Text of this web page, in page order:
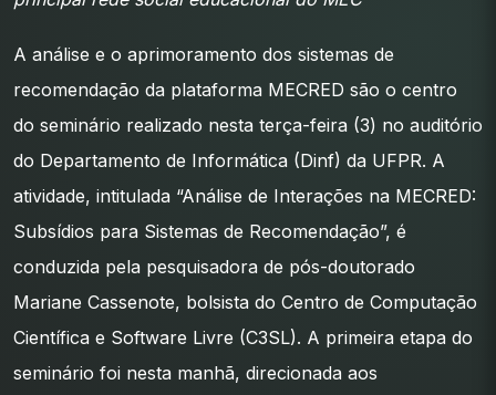
A análise e o aprimoramento dos sistemas de
recomendação da plataforma MECRED são o centro
do seminário realizado nesta terça-feira (3) no auditório
do Departamento de Informática (Dinf) da UFPR. A
atividade, intitulada “Análise de Interações na MECRED:
Subsídios para Sistemas de Recomendação”, é
conduzida pela pesquisadora de pós-doutorado
Mariane Cassenote, bolsista do Centro de Computação
Científica e Software Livre (C3SL). A primeira etapa do
seminário foi nesta manhã, direcionada aos